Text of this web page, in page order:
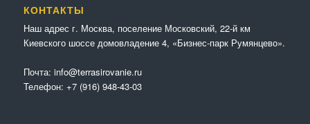
КОНТАКТЫ
Наш адрес г. Москва, поселение Московский, 22-й км
Киевского шоссе домовладение 4, «Бизнес-парк Румянцево».
Почта: info@terrasirovanie.ru
Телефон: +7 (916) 948-43-03